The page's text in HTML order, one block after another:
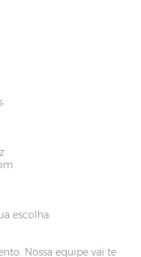
escolha.
Nossa equipe vai te